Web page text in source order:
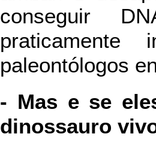
conseguir
paleontólogos
- Mas e se
dinossauro